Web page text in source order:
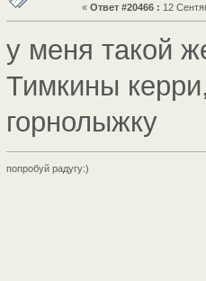
«Ответ #20466 : 12
у меня такой
Тимкины
горнолыжку
попробуй радугу:)